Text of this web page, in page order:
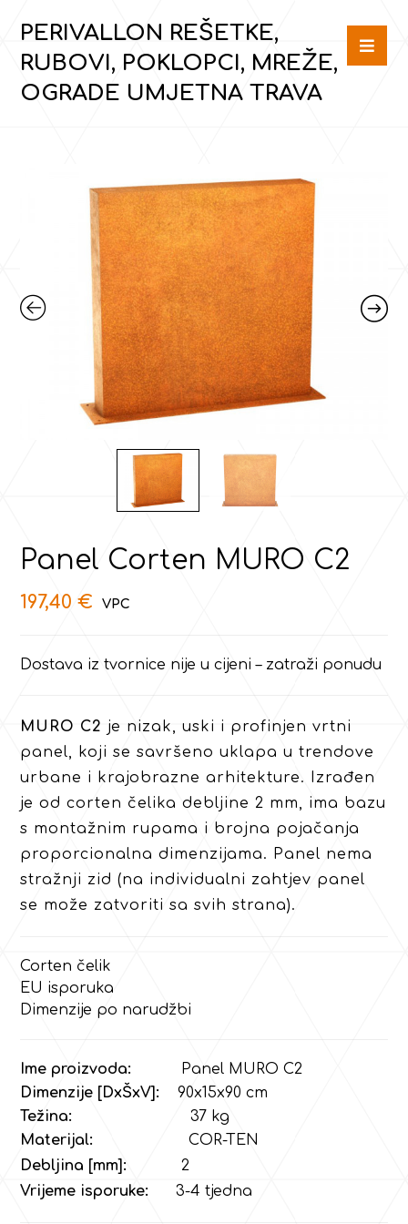
PERIVALLON REŠETKE,
RUBOVI, POKLOPCI, MREŽE,
OGRADE UMJETNA TRAVA
Panel Corten MURO C2
197,40€
Dostava iz tvornice nije u cijeni – zatraži ponudu
MURO C2 je nizak, uski i profinjen vrtni
panel, koji se savršeno uklapa u trendove
urbane i krajobrazne arhitekture. Izrađen
je od corten čelika debljine 2 mm, ima bazu
s montažnim rupama i brojna pojačanja
proporcionalna dimenzijama. Panel nema
stražnji zid (na individualni zahtjev panel
se može zatvoriti sa svih strana).
Corten čelik
EU isporuka
Dimenzije po narudžbi
Ime proizvoda:
Panel MURO C2
Dimenzije [DxŠxV]: 90x15x90 cm
Težina:
37 kg
Materijal:
COR-TEN
Debljina [mm]:
2
Vrijeme isporuke:
3-4 tjedna